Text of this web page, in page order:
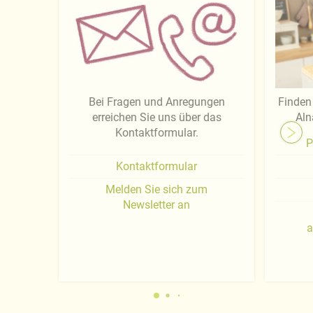
Bei Fragen und Anregungen
erreichen Sie uns über das
Kontaktformular.
Kontaktformular
Melden Sie sich zum
Newsletter an